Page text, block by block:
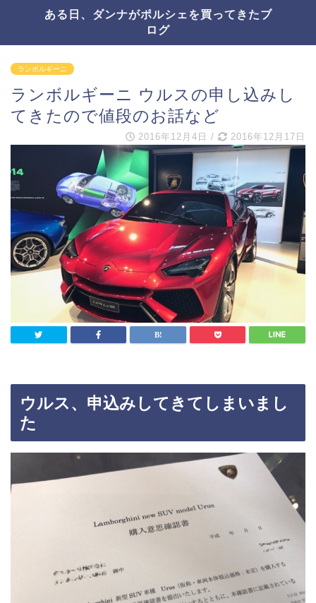
ある日、ダンナがポルシェを買ってきたブ
ログ
ランボルギーニ
ランボルギーニ ウルスの申し込みし
てきたので値段のお話など
2016年12月4日 / 2016年12月17日
ウルス、申込みしてきてしまいまし
た